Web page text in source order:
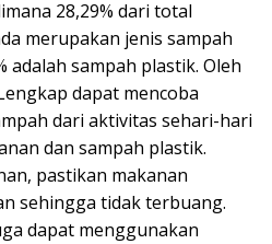
28,29% dari total
merupakan jenis sampah
adalah sampah plastik. Oleh
dapat mencoba
dari aktivitas sehari-hari
dan sampah plastik.
pastikan makanan
sehingga tidak terbuang.
dapat menggunakan